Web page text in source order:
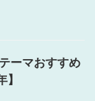
ーマおすすめ